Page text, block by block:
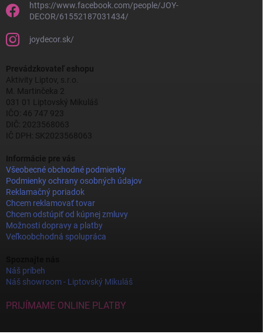
https://www.facebook.com/people/JOY-
DECOR/61552187031434/
joydecor.sk/
Prevádzkovateľ eshopu
Aktivity Liptov, s.r.o.
M. Martinčeka 2
031 01 Liptovský Mikuláš
IČO: 46 747 923
DIČ: 2023568063
IČ DPH: SK2023568063
Informácie pre vás
Všeobecné obchodné podmienky
Podmienky ochrany osobných údajov
Reklamačný poriadok
Chcem reklamovať tovar
Chcem odstúpiť od kúpnej zmluvy
Možnosti dopravy a platby
Veľkoobchodná spolupráca
Náš príbeh
Náš showroom - Liptovský Mikuláš
PRIJÍMAME ONLINE PLATBY